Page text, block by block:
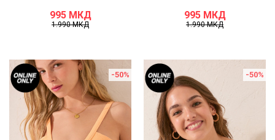
995 МКД
1.990МКД
995 МКД
1.990МКД
-50% -50%